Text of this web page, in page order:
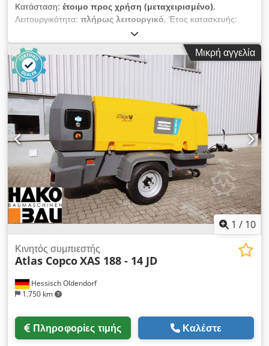
Κατάσταση: έτοιμο προς χρήση (μεταχειρισμένο),
Λειτουργικότητα: πλήρως λειτουργικό, Έτος κατασκευής:
1.680 h, Συμπιεστής Atlas Copco XAS
67 DDG, έτος κατασκευής 2012, 1680 ώρες λειτουργίας,
παροχή όγκου 3,5 m³, ισχύς έκτακτης ανάγκης 12,5 Kva,
συνδέσεις 1 x 230 Volt, 2 x 400 Volt, αρ. σειράς
YA3062560C0250310 Cedju Dh Tlepfx Acwsha
Μικρή αγγελία
1 / 10
Hessisch Oldendorf
1.750 km
Κινητός συμπιεστής
Atlas CopcoXAS 188 - 14 JD
Πληροφορίες τιμής Καλέστε